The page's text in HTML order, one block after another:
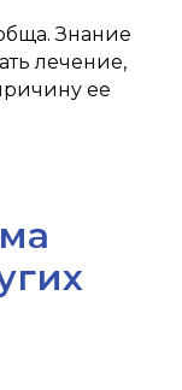
Знание
лечение,
ее